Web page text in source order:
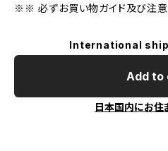
※※ 必ずお買い物ガイド及び注
International
Add to
日本国内にお住